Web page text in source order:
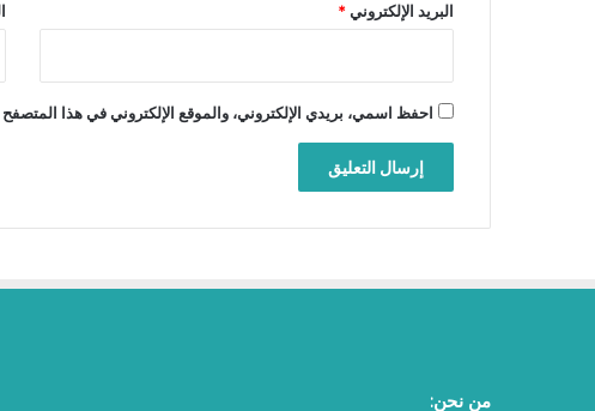
البريد الإلكتروني*
احفظ اسمي، بريدي الإلكتروني، والموقع الإلكتروني في هذا
من نحن: